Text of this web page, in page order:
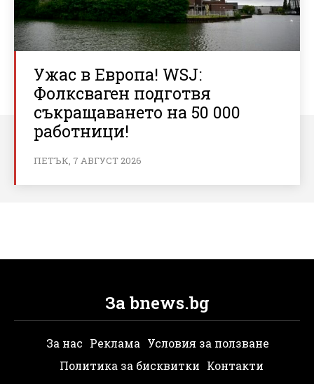
Ужас в Европа! WSJ:
Фолксваген подготвя
съкращаването на 50 000
работници!
ПЕТЪК, 7 АВГУСТ 2026
За bnews.bg
За нас Реклама Условия за ползване
Политика за бисквитки Контакти